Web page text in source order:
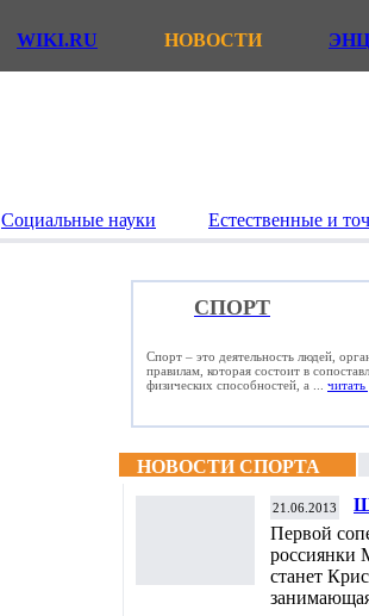
WIKI.RU НОВОСТИ
Социальные науки Естественные и
СПОРТ
Спорт – это деятельность людей,
правилам, которая состоит в
физических способностей, а ... читать
НОВОСТИ СПОРТА
21.06.2013
Первой
россиянки
станет